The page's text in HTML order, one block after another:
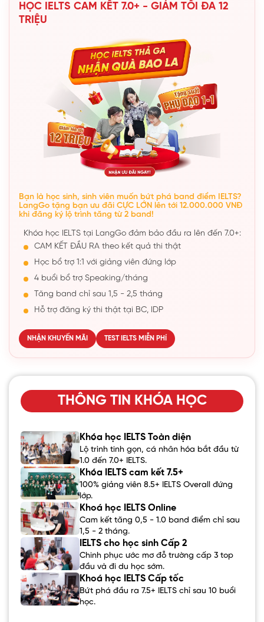
HỌC IELTS CAM KẾT 7.0+ - GIẢM TỐI ĐA 12
TRIỆU
Bạn là học sinh, sinh viên muốn bứt phá band điểm IELTS?
LangGo tặng bạn ưu đãi CỰC LỚN lên tới 12.000.000 VNĐ
khi đăng ký lộ trình tăng từ 2 band!
Khóa học IELTS tại LangGo đảm bảo đầu ra lên đến 7.0+:
CAM KẾT ĐẦU RA theo kết quả thi thật
Học bổ trợ 1:1 với giảng viên đứng lớp
4 buổi bổ trợ Speaking/tháng
Tăng band chỉ sau 1,5 - 2,5 tháng
Hỗ trợ đăng ký thi thật tại BC, IDP
NHẬN KHUYẾN MÃI TEST IELTS MIỄN PHÍ
THÔNG TIN KHÓA HỌC
Khóa học IELTS Toàn diện
Lộ trình tinh gọn, cá nhân hóa bắt đầu từ
1.0 đến 7.0+ IELTS.
Khóa IELTS cam kết 7.5+
100% giảng viên 8.5+ IELTS Overall đứng
lớp.
Khoá học IELTS Online
Cam kết tăng 0,5 - 1.0 band điểm chỉ sau
1,5 - 2 tháng.
IELTS cho học sinh Cấp 2
Chinh phục ước mơ đỗ trường cấp 3 top
đầu và đi du học sớm.
Khoá học IELTS Cấp tốc
Bứt phá đầu ra 7.5+ IELTS chỉ sau 10 buổi
học.